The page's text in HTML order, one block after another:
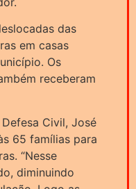
das
em casas
Os
receberam
Civil, José
65 famílias para
“Nesse
diminuindo